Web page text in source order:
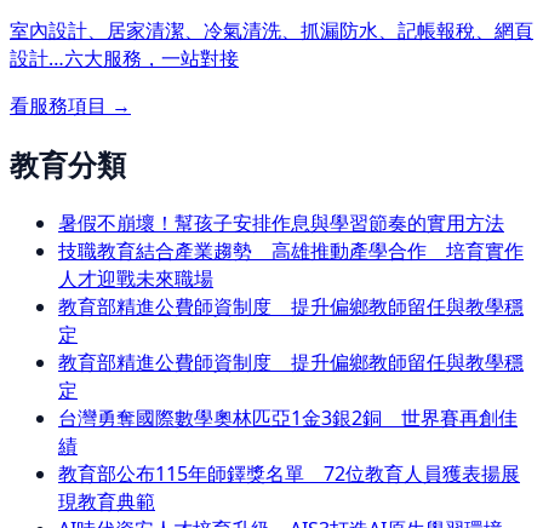
室內設計、居家清潔、冷氣清洗、抓漏防水、記帳報稅、網頁
設計…六大服務，一站對接
看服務項目 →
教育分類
暑假不崩壞！幫孩子安排作息與學習節奏的實用方法
技職教育結合產業趨勢 高雄推動產學合作 培育實作
人才迎戰未來職場
教育部精進公費師資制度 提升偏鄉教師留任與教學穩
定
教育部精進公費師資制度 提升偏鄉教師留任與教學穩
定
台灣勇奪國際數學奧林匹亞1金3銀2銅 世界賽再創佳
績
教育部公布115年師鐸獎名單 72位教育人員獲表揚展
現教育典範